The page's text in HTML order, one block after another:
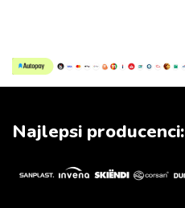
Najlepsi producenci: